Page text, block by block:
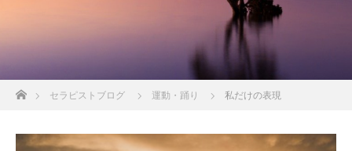
ホームセラピストブログ 運動・踊り 私だけの表現